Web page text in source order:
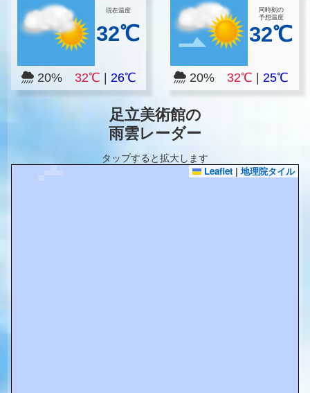
現在温度
32℃
20% 32℃ 26℃
同時刻の
予想温度
32℃
20%32℃ |25℃
足立美術館の
雨雲レーダー
タップすると拡大します
Leaflet | 地理院タイル